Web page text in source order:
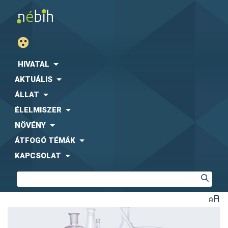
HIVATAL
AKTUÁLIS
ÁLLAT
ÉLELMISZER
NÖVÉNY
ÁTFOGÓ TÉMÁK
KAPCSOLAT